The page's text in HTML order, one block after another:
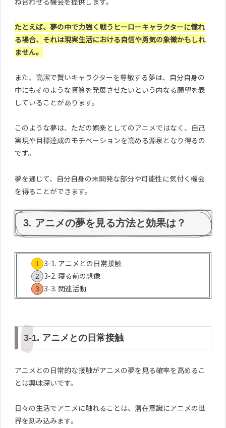
たとえば、夢の中で力強く戦うヒーローキャラクターに憧れ
る場合、それは現実生活における自信や勇気の象徴かもしれ
ません。
また、高潔で賢いキャラクターを尊敬する夢は、自分自身の
中にもそのような資質を発展させたいという内なる願望を表
していることがあります。
このような夢は、ただの娯楽としてのアニメではなく、自己
実現や目標達成のモチベーションを高める源泉となり得るの
です。
夢を通じて、自分自身の未開発な部分や可能性に気付く機会
を得ることができます。
3. アニメの夢を見る方法と効果は？
3-1. アニメとの日常接触
3-2. 寝る前の想像
3-3. 関連活動
3-1. アニメとの日常接触
アニメとの日常的な接触がアニメの夢を見る確率を高めるこ
とは興味深いです。
日々の生活でアニメに触れることは、潜在意識にアニメの世
界を刻み込みます。